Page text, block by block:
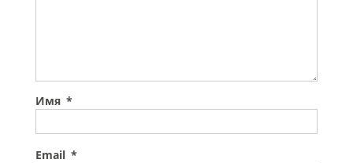
Имя *
Email *